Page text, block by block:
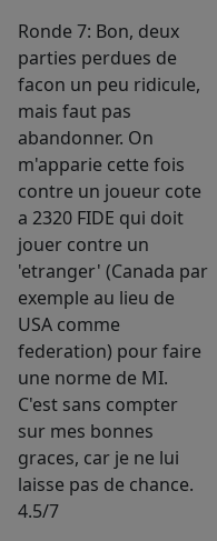
Ronde 7: Bon, deux
parties perdues de
facon un peu ridicule,
mais faut pas
abandonner. On
m'apparie cette fois
contre un joueur cote
a 2320 FIDE qui doit
jouer contre un
'etranger' (Canada par
exemple au lieu de
USA comme
federation) pour faire
une norme de MI.
C'est sans compter
sur mes bonnes
graces, car je ne lui
laisse pas de chance.
4.5/7